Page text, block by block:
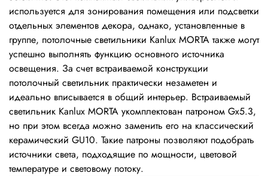
используется для зонирования помещения или подсветки
отдельных элементов декора, однако, установленные в
группе, потолочные светильники Kanlux MORTA также могут
успешно выполнять функцию основного источника
освещения. За счет встраиваемой конструкции
потолочный светильник практически незаметен и
идеально вписывается в общий интерьер. Встраиваемый
светильник Kanlux MORTA укомплектован патроном Gx5.3,
но при этом всегда можно заменить его на классический
керамический GU10. Такие патроны позволяют подобрать
источники света, подходящие по мощности, цветовой
температуре и световому потоку.